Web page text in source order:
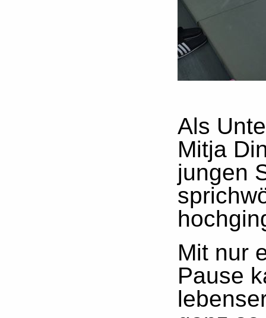
Als
Mitja
jungen
Mit nur
Pause